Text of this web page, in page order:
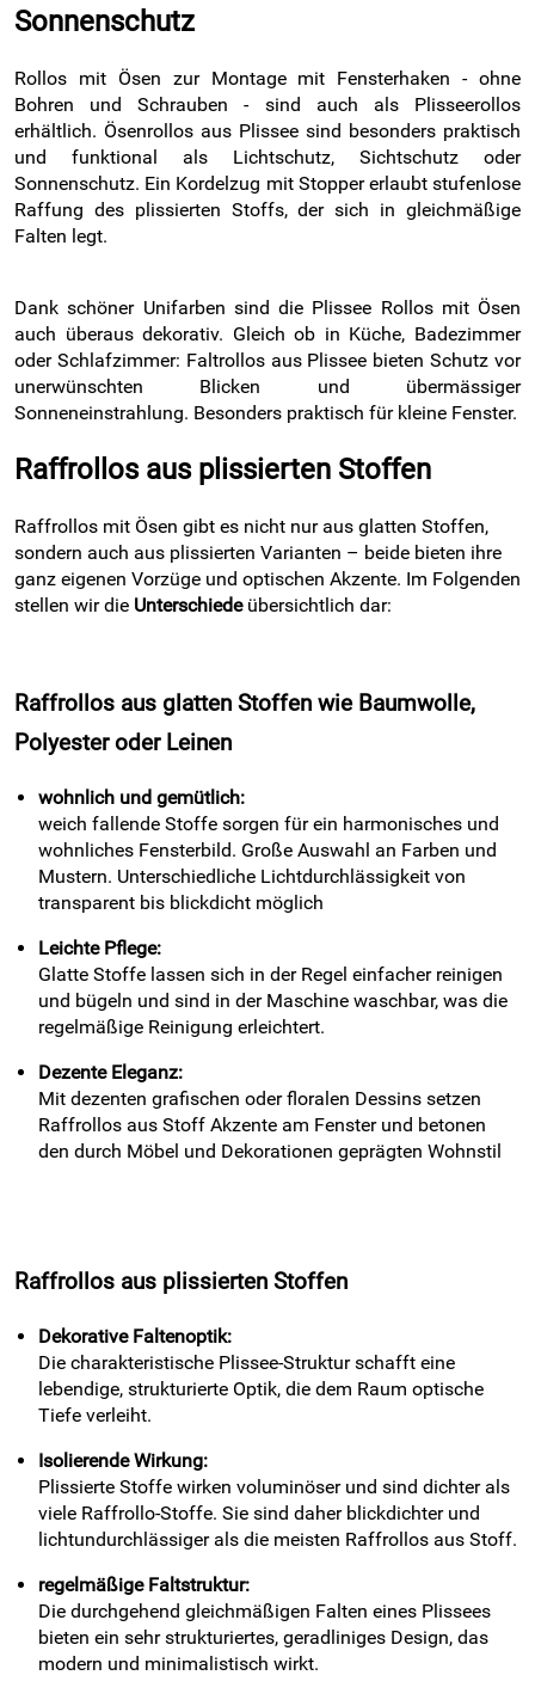
Sonnenschutz
Rollos mit Ösen zur Montage mit Fensterhaken - ohne
Bohren und Schrauben - sind auch als Plisseerollos
erhältlich. Ösenrollos aus Plissee sind besonders praktisch
und funktional als Lichtschutz, Sichtschutz oder
Sonnenschutz. Ein Kordelzug mit Stopper erlaubt stufenlose
Raffung des plissierten Stoffs, der sich in gleichmäßige
Falten legt.
Dank schöner Unifarben sind die Plissee Rollos mit Ösen
auch überaus dekorativ. Gleich ob in Küche, Badezimmer
oder Schlafzimmer: Faltrollos aus Plissee bieten Schutz vor
unerwünschten Blicken und übermässiger
Sonneneinstrahlung. Besonders praktisch für kleine Fenster.
Raffrollos aus plissierten Stoffen
Raffrollos mit Ösen gibt es nicht nur aus glatten Stoffen,
sondern auch aus plissierten Varianten – beide bieten ihre
ganz eigenen Vorzüge und optischen Akzente. Im Folgenden
stellen wir die Unterschiede übersichtlich dar:
Raffrollos aus glatten Stoffen wie Baumwolle,
Polyester oder Leinen
wohnlich und gemütlich:
weich fallende Stoffe sorgen für ein harmonisches und
wohnliches Fensterbild. Große Auswahl an Farben und
Mustern. Unterschiedliche Lichtdurchlässigkeit von
transparent bis blickdicht möglich
Leichte Pflege:
Glatte Stoffe lassen sich in der Regel einfacher reinigen
und bügeln und sind in der Maschine waschbar, was die
regelmäßige Reinigung erleichtert.
Dezente Eleganz:
Mit dezenten grafischen oder floralen Dessins setzen
Raffrollos aus Stoff Akzente am Fenster und betonen
den durch Möbel und Dekorationen geprägten Wohnstil
Raffrollos aus plissierten Stoffen
Dekorative Faltenoptik:
Die charakteristische Plissee-Struktur schafft eine
lebendige, strukturierte Optik, die dem Raum optische
Tiefe verleiht.
Isolierende Wirkung:
Plissierte Stoffe wirken voluminöser und sind dichter als
viele Raffrollo-Stoffe. Sie sind daher blickdichter und
lichtundurchlässiger als die meisten Raffrollos aus Stoff.
regelmäßige Faltstruktur:
Die durchgehend gleichmäßigen Falten eines Plissees
bieten ein sehr strukturiertes, geradliniges Design, das
modern und minimalistisch wirkt.